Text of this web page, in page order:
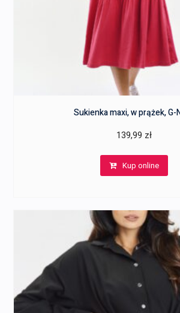
Sukienka maxi, w prążek, G-
139,99 zł
Kup online